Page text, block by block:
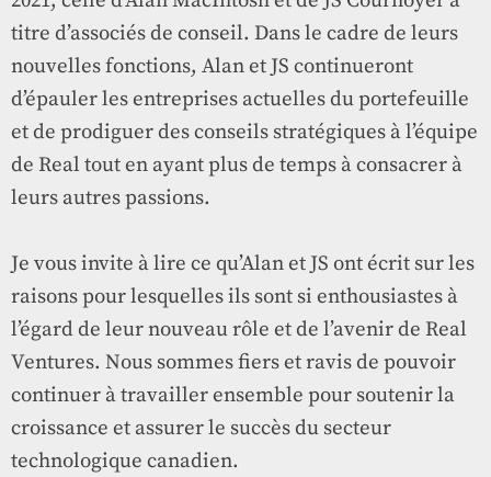
titre d’associés de conseil. Dans le cadre de leurs
nouvelles fonctions, Alan et JS continueront
d’épauler les entreprises actuelles du portefeuille
et de prodiguer des conseils stratégiques à l’équipe
de Real tout en ayant plus de temps à consacrer à
leurs autres passions.
Je vous invite à lire ce qu’Alan et JS ont écrit sur les
raisons pour lesquelles ils sont si enthousiastes à
l’égard de leur nouveau rôle et de l’avenir de Real
Ventures. Nous sommes fiers et ravis de pouvoir
continuer à travailler ensemble pour soutenir la
croissance et assurer le succès du secteur
technologique canadien.